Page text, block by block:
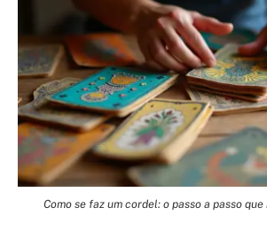
Como se faz um cordel: o passo a passo